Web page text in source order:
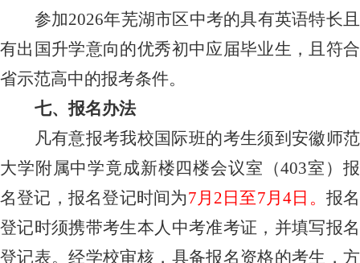
参加2026年芜湖市区中考的具有英语特长且
有出国升学意向的优秀初中应届毕业生，且符合
省示范高中的报考条件。
七、报名办法
凡有意报考我校国际班的考生须到安徽师范
大学附属中学竟成新楼四楼会议室（403室）报
名登记，报名登记时间为7 月 2 日至7 月4日。 报名
登记时须携带考生本人中考准考证，并填写报名
登记表。经学校审核，具备报名资格的考生，方